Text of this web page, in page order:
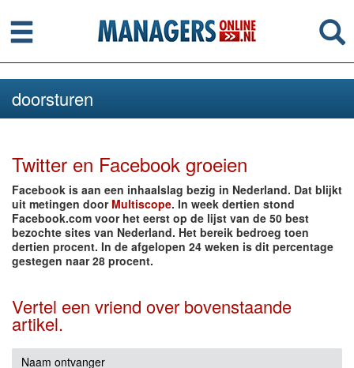
Menu
doorsturen
Twitter en Facebook groeien
Facebook is aan een inhaalslag bezig in Nederland. Dat blijkt
uit metingen door Multiscope. In week dertien stond
Facebook.com voor het eerst op de lijst van de 50 best
bezochte sites van Nederland. Het bereik bedroeg toen
dertien procent. In de afgelopen 24 weken is dit percentage
gestegen naar 28 procent.
Vertel een vriend over bovenstaande
artikel.